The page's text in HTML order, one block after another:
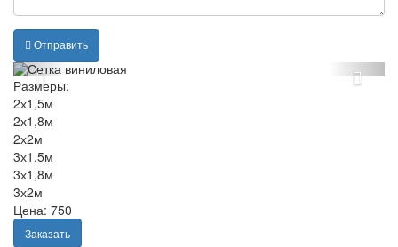
Отправить
Следующее
изображение
Размеры:
2х1,5м
2х1,8м
2х2м
3х1,5м
3х1,8м
3х2м
Цена: 750
Заказать